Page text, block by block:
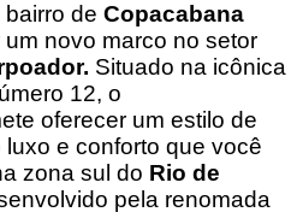
de Copacabana
novo marco no setor
Situado na icônica
12, o
oferecer um estilo de
e conforto que você
zona sul do Rio de
pela renomada